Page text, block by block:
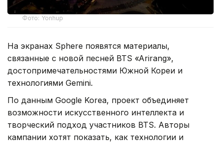
Фото: Yonhup
На экранах Sphere появятся материалы,
связанные с новой песней BTS «Arirang»,
достопримечательностями Южной Кореи и
технологиями Gemini.
По данным Google Korea, проект объединяет
возможности искусственного интеллекта и
творческий подход участников BTS. Авторы
кампании хотят показать, как технологии и